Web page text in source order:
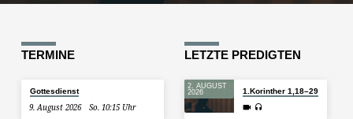
TERMINE
Gottesdienst
9. August 2026 So. 10:15 Uhr
LETZTE PREDIGTEN
2. AUGUST
2026
1.Korinther 1,18–29